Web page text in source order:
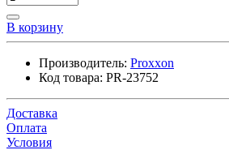
В корзину
Производитель: Proxxon
Код товара: PR-23752
Доставка
Оплата
Условия